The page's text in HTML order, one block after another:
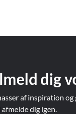
dig
af inspiration
dig igen.